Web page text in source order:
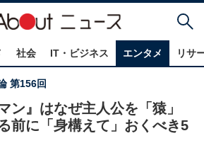
社会 IT・ビジネス エンタメ リサ
第156回
ン』はなぜ主人公を「猿」
前に「身構えて」おくべき5